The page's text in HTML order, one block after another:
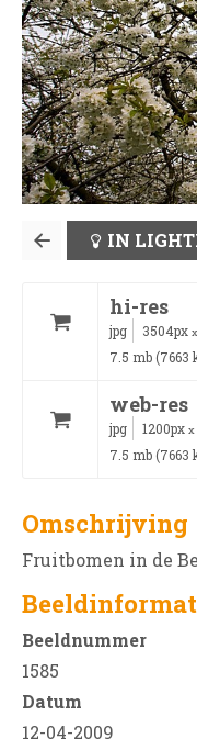
IN
hi-res
jpg 3504px x
7.5 mb (7663
web-res
jpg 1200px x
7.5 mb (7663
Omschrijving
Fruitbomen in de
Beeldnummer
1585
Datum
12-04-2009